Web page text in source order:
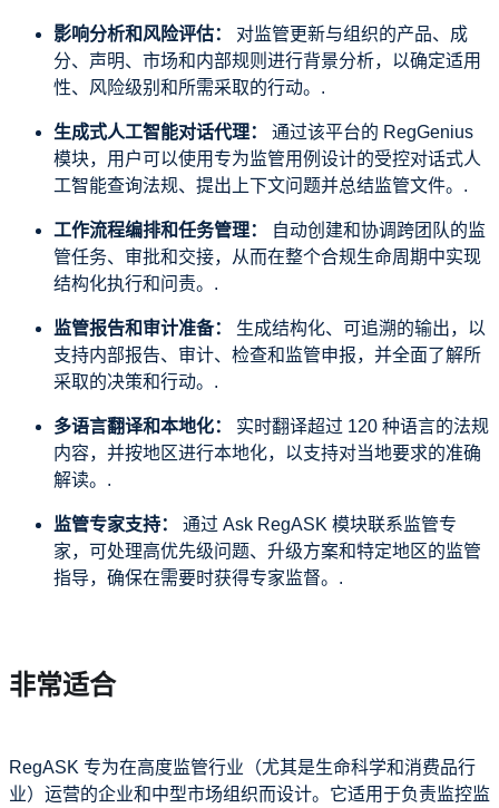
影响分析和风险评估： 对监管更新与组织的产品、成
分、声明、市场和内部规则进行背景分析，以确定适用
性、风险级别和所需采取的行动。.
生成式人工智能对话代理： 通过该平台的 RegGenius
模块，用户可以使用专为监管用例设计的受控对话式人
工智能查询法规、提出上下文问题并总结监管文件。.
工作流程编排和任务管理：
自动创建和协调跨团队的监
管任务、审批和交接，从而在整个合规生命周期中实现
结构化执行和问责。.
监管报告和审计准备： 生成结构化、可追溯的输出，以
支持内部报告、审计、检查和监管申报，并全面了解所
采取的决策和行动。.
多语言翻译和本地化： 实时翻译超过 120 种语言的法规
内容，并按地区进行本地化，以支持对当地要求的准确
解读。.
监管专家支持： 通过 Ask RegASK 模块联系监管专
家，可处理高优先级问题、升级方案和特定地区的监管
指导，确保在需要时获得专家监督。.
非常适合
RegASK 专为在高度监管行业（尤其是生命科学和消费品行
业）运营的企业和中型市场组织而设计。它适用于负责监控监